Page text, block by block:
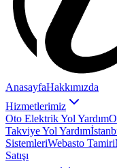
AnasayfaHakkımızda
Hizmetlerimiz
Oto Elektrik Yol Yardım
Takviye Yol Yardım
SistemleriWebasto Tamiri
Satışı